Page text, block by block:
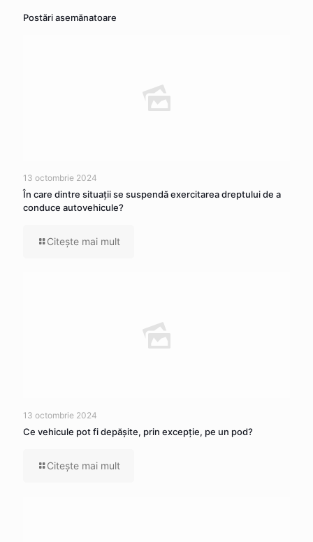
Postări asemănatoare
13 octombrie 2024
În care dintre situaţii se suspendă exercitarea dreptului de a
conduce autovehicule?
Citeşte mai mult
13 octombrie 2024
Ce vehicule pot fi depăşite, prin excepţie, pe un pod?
Citeşte mai mult